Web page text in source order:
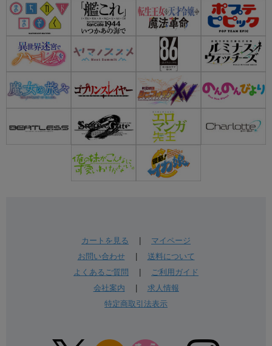
カートを見る
マイページ
お問い合わせ| 送料について
よくあるご質問
ご利用ガイド
会社案内
求人情報
特定商取引法表示